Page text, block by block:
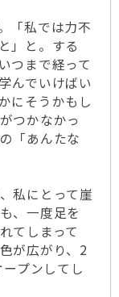
「私では力不
」と。する
つまで経って
んでいけばい
にそうかもし
つかなかっ
「あんたな
私にとって崖
、一度足を
てしまって
が広がり、2
プンしてし